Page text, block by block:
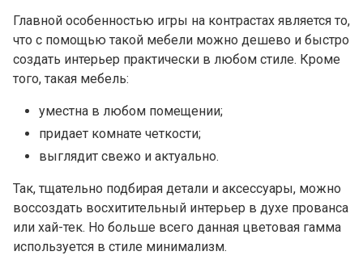
Главной особенностью игры на контрастах является то,
что с помощью такой мебели можно дешево и быстро
создать интерьер практически в любом стиле. Кроме
того, такая мебель:
уместна в любом помещении;
придает комнате четкости;
выглядит свежо и актуально.
Так, тщательно подбирая детали и аксессуары, можно
воссоздать восхитительный интерьер в духе прованса
или хай-тек. Но больше всего данная цветовая гамма
используется в стиле минимализм.